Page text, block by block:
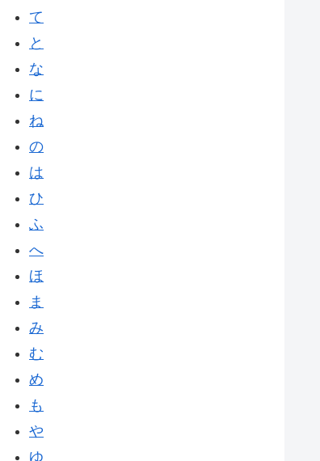
て
と
な
に
ね
の
は
ひ
ふ
へ
ほ
ま
み
む
め
も
や
ゆ